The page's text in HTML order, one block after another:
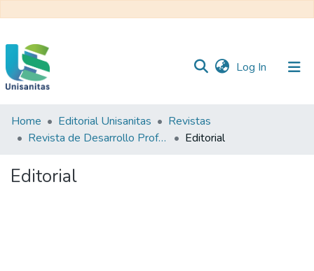
Log In (current)
Inicio
Web
Home Editorial Unisanitas
Revistas
Revista de Desarrollo Profesoral Universitario REDPRO
Editorial
Editorial